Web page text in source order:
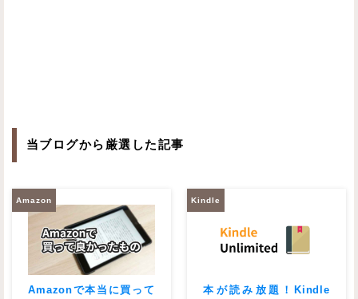
当ブログから厳選した記事
Amazon
Amazonで本当に買って
Kindle
本が読み放題！Kindle